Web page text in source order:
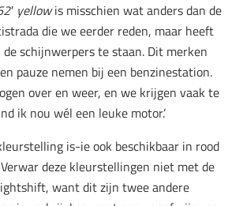
yellowis misschien wat anders dan de
die we eerder reden, maar heeft
schijnwerpers te staan. Dit merken
pauze nemen bij een benzinestation.
over en weer, en we krijgen vaak te
ik nou wél een leuke motor.’
is-ie ook beschikbaar in rood
deze kleurstellingen niet met de
want dit zijn twee andere